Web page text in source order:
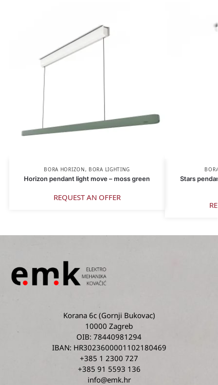
BORA HORIZON, BORA LIGHTING
Horizon pendant light move – moss green
REQUEST AN OFFER
Stars
Korana 6c(Gornji Bukovac)
10000 Zagreb
OIB: 78440981294
IBAN: HR3023600001102180469
+385 1 2300 727
+385 91 5593 136
info@emk.hr